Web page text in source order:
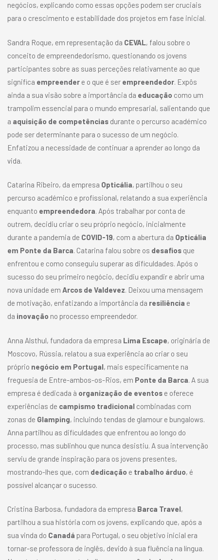
negócios, explicando como essas opções podem ser cruciais
para o crescimento e estabilidade dos projetos em fase inicial.
Sandra Roque, em representação da CEVAL, falou sobre o
conceito de empreendedorismo, questionando os jovens
participantes sobre as suas perceções relativamente ao que
significa empreender e o que é ser empreendedor. Expôs
ainda a sua visão sobre a importância da educação como um
trampolim essencial para o mundo empresarial, salientando que
a aquisição de competências durante o percurso académico
pode ser determinante para o sucesso de um negócio.
Enfatizou a necessidade de continuar a aprender ao longo da
vida.
Catarina Ribeiro, da empresa Opticália, partilhou o seu
percurso académico e profissional, relatando a sua experiência
enquanto empreendedora. Após trabalhar por conta de
outrem, decidiu criar o seu próprio negócio, inicialmente
durante a pandemia de COVID-19, com a abertura da Opticália
em Ponte da Barca. Catarina falou sobre os desafios que
enfrentou e como conseguiu superar as dificuldades. Após o
sucesso do seu primeiro negócio, decidiu expandir e abrir uma
nova unidade em Arcos de Valdevez. Deixou uma mensagem
de motivação, enfatizando a importância da resiliência e
da inovação no processo empreendedor.
Anna Alsthul, fundadora da empresa Lima Escape, originária de
Moscovo, Rússia, relatou a sua experiência ao criar o seu
próprio negócio em Portugal, mais especificamente na
freguesia de Entre-ambos-os-Rios, em Ponte da Barca. A sua
empresa é dedicada à organização de eventos e oferece
experiências de campismo tradicional combinadas com
zonas de Glamping, incluindo tendas de glamour e bungalows.
Anna partilhou as dificuldades que enfrentou ao longo do
processo, mas sublinhou que nunca desistiu. A sua intervenção
serviu de grande inspiração para os jovens presentes,
mostrando-lhes que, com dedicação e trabalho árduo, é
possível alcançar o sucesso.
Cristina Barbosa, fundadora da empresa Barca Travel,
partilhou a sua história com os jovens, explicando que, após a
sua vinda do Canadá para Portugal, o seu objetivo inicial era
tornar-se professora de inglês, devido à sua fluência na língua.